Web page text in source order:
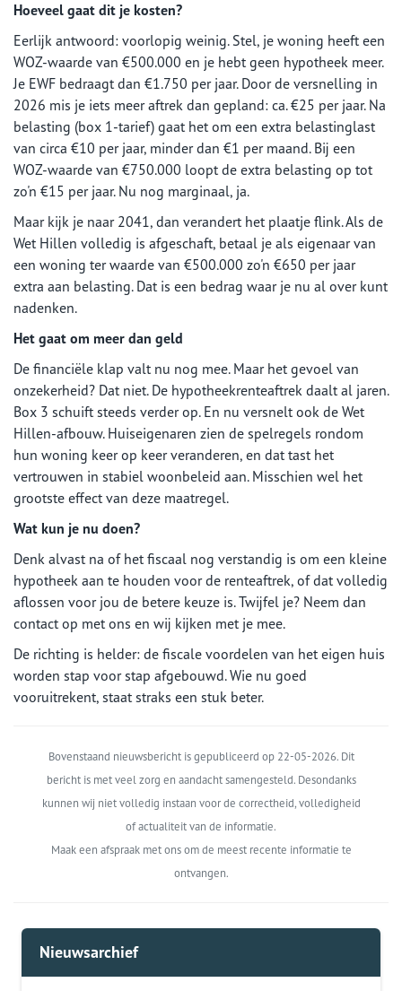
Hoeveel gaat dit je kosten?
Eerlijk antwoord: voorlopig weinig. Stel, je woning heeft een
WOZ-waarde van €500.000 en je hebt geen hypotheek meer.
Je EWF bedraagt dan €1.750 per jaar. Door de versnelling in
2026 mis je iets meer aftrek dan gepland: ca. €25 per jaar. Na
belasting (box 1-tarief) gaat het om een extra belastinglast
van circa €10 per jaar, minder dan €1 per maand. Bij een
WOZ-waarde van €750.000 loopt de extra belasting op tot
zo'n €15 per jaar. Nu nog marginaal, ja.
Maar kijk je naar 2041, dan verandert het plaatje flink. Als de
Wet Hillen volledig is afgeschaft, betaal je als eigenaar van
een woning ter waarde van €500.000 zo'n €650 per jaar
extra aan belasting. Dat is een bedrag waar je nu al over kunt
nadenken.
Het gaat om meer dan geld
De financiële klap valt nu nog mee. Maar het gevoel van
onzekerheid? Dat niet. De hypotheekrenteaftrek daalt al jaren.
Box 3 schuift steeds verder op. En nu versnelt ook de Wet
Hillen-afbouw. Huiseigenaren zien de spelregels rondom
hun woning keer op keer veranderen, en dat tast het
vertrouwen in stabiel woonbeleid aan. Misschien wel het
grootste effect van deze maatregel.
Wat kun je nu doen?
Denk alvast na of het fiscaal nog verstandig is om een kleine
hypotheek aan te houden voor de renteaftrek, of dat volledig
aflossen voor jou de betere keuze is. Twijfel je? Neem dan
contact op met ons en wij kijken met je mee.
De richting is helder: de fiscale voordelen van het eigen huis
worden stap voor stap afgebouwd. Wie nu goed
vooruitrekent, staat straks een stuk beter.
Bovenstaand nieuwsbericht is gepubliceerd op 22-05-2026. Dit
bericht is met veel zorg en aandacht samengesteld. Desondanks
kunnen wij niet volledig instaan voor de correctheid, volledigheid
of actualiteit van de informatie.
Maak een afspraak met ons om de meest recente informatie te
ontvangen.
Nieuwsarchief